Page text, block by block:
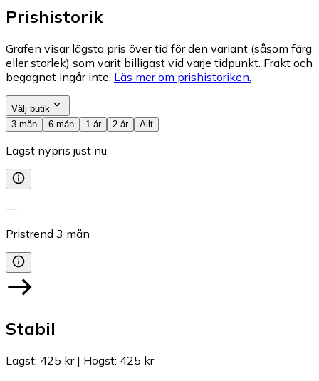
Prishistorik
Grafen visar lägsta pris över tid för den variant (såsom färg
eller storlek) som varit billigast vid varje tidpunkt. Frakt och
begagnat ingår inte. Läs mer om prishistoriken.
Välj butik
3 mån
6 mån 1 år 2 år Allt
Lägst nypris just nu
—
Pristrend 3 mån
Stabil
Lägst: 425 kr| Högst: 425 kr